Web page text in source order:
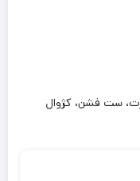
ست فشن، کژوال